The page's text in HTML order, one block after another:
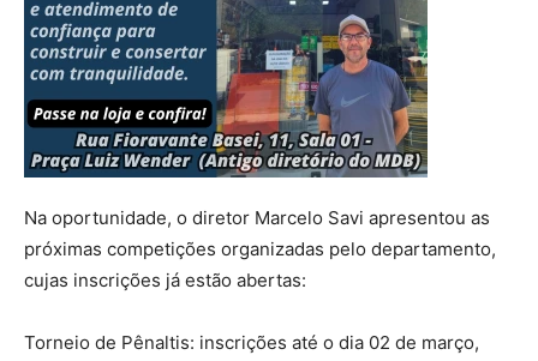
Na oportunidade, o diretor Marcelo Savi apresentou as
próximas competições organizadas pelo departamento,
cujas inscrições já estão abertas:
Torneio de Pênaltis: inscrições até o dia 02 de março,